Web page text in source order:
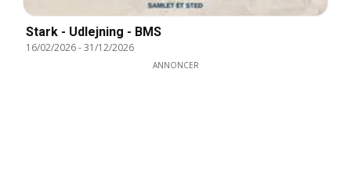
Stark - Udlejning - BMS
16/02/2026-31/12/2026
ANNONCER